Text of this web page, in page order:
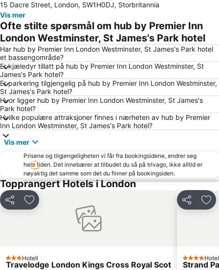
Tottenham Hotspur Stadium
Piccadilly Circus
Bayswater
Kings Cross
Emirates Stadium
St Giles
Victoria
Shoreditch
Mayfair
Leicester Square
Liverpool Street Station
Earls Court
The O2 Arena
Westminster
Marble Arch
Marylebone
Stratford Centre
Big Ben
London Eye
Waterloo Station
South Kensington
King's Cross Station
Tower Bridge
Euston Station
Islington
Shepherds Bush
Picadilly Circus Station
Tottenham Court Road Metro Station
Westfield Stratford City
Bayswater Metro Station
15 Dacre Street, London, SW1H0DJ, Storbritannia
Vis mer
Ofte stilte spørsmål om hub by Premier Inn
London Westminster, St James's Park hotel
Har hub by Premier Inn London Westminster, St James's Park hotel
et bassengområde?
Er kjæledyr tillatt på hub by Premier Inn London Westminster, St
James's Park hotel?
Er parkering tilgjengelig på hub by Premier Inn London Westminster,
St James's Park hotel?
Hvor ligger hub by Premier Inn London Westminster, St James's
Park hotel?
Hvilke populære attraksjoner finnes i nærheten av hub by Premier
Inn London Westminster, St James's Park hotel?
Vis mer
Prisene og tilgjengeligheten vi får fra bookingsidene, endrer seg
hele tiden. Det innebærer at tilbudet du så på trivago, ikke alltid er
nøyaktig det samme som det du finner på bookingsiden.
Topprangert Hotels i London
Del Legg til i favoritter
3 Stjerner
Hotell
Travelodge London Kings Cross Royal Scot
Del
4 Stjerner
Strand